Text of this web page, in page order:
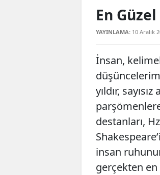
En
YAYINLAMA: 10 Aralık
İnsan,
yıldır,
destanları,
insan
gerçekten en